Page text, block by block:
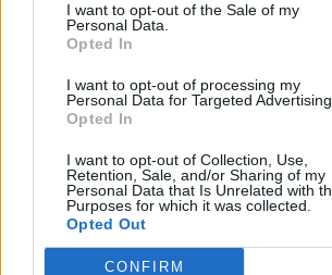
I want to opt-out of the Sale of my
Personal Data.
Opted In
I want to opt-out of processing my
Personal Data for Targeted Advertising.
Opted In
I want to opt-out of Collection, Use,
Retention, Sale, and/or Sharing of my
Personal Data that Is Unrelated with
Purposes for which it was collected.
Opted Out
CONFIRM
Nufilmavo, kaip patvino Vilniaus
Žinios | Lietuvos diena
Avarija Vilniuje: į stotelę įsirėžęs
dvi moteris
Žinios